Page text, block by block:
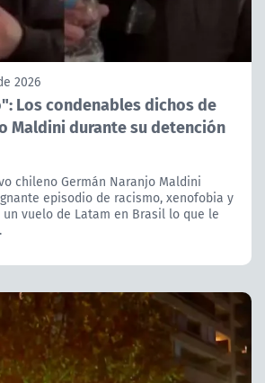
2026
Los condenables dichos de
Maldini durante su detención
chileno Germán Naranjo Maldini
episodio de racismo, xenofobia y
vuelo de Latam en Brasil lo que le